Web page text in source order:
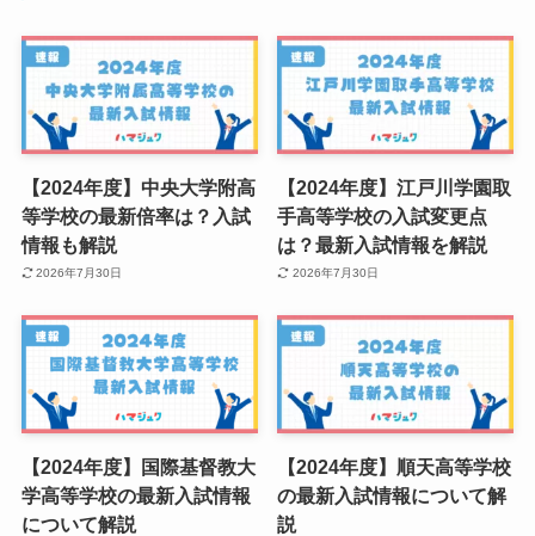
【2024年度】中央大学附高
等学校の最新倍率は？入試
情報も解説
2026年7月30日
【2024年度】江戸川学園取
手高等学校の入試変更点
は？最新入試情報を解説
2026年7月30日
【2024年度】国際基督教大
学高等学校の最新入試情報
について解説
【2024年度】順天高等学校
の最新入試情報について解
説